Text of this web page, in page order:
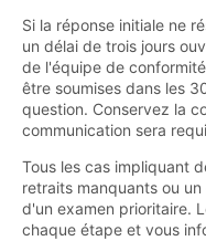
Si la réponse initiale ne
un délai de trois jours
de l'équipe de
être soumises dans les
question. Conservez la
communication sera
Tous les cas impliquant
retraits manquants ou
d'un examen prioritaire.
chaque étape et vous